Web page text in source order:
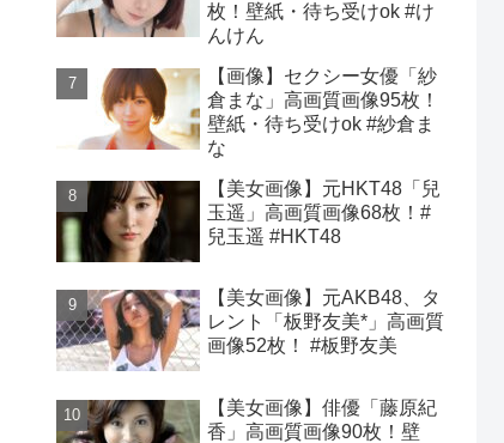
枚！壁紙・待ち受けok #け
んけん
【画像】セクシー女優「紗
倉まな」高画質画像95枚！
壁紙・待ち受けok #紗倉ま
な
【美女画像】元HKT48「兒
玉遥」高画質画像68枚！#
兒玉遥 #HKT48
【美女画像】元AKB48、タ
レント「板野友美*」高画質
画像52枚！ #板野友美
【美女画像】俳優「藤原紀
香」高画質画像90枚！壁